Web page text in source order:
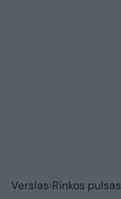
Verslas Rinkos pulsas